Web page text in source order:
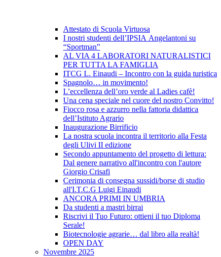
Attestato di Scuola Virtuosa
I nostri studenti dell’IPSIA Angelantoni su
“Sportman”
AL VIA 4 LABORATORI NATURALISTICI
PER TUTTA LA FAMIGLIA
ITCG L. Einaudi – Incontro con la guida turistica
Spagnolo… in movimento!
L’eccellenza dell’oro verde al Ladies cafè!
Una cena speciale nel cuore del nostro Convitto!
Fiocco rosa e azzurro nella fattoria didattica
dell’Istituto Agrario
Inaugurazione Birrificio
La nostra scuola incontra il territorio alla Festa
degli Ulivi II edizione
Secondo appuntamento del progetto di lettura:
Dal genere narrativo all'incontro con l'autore
Giorgio Crisafi
Cerimonia di consegna sussidi/borse di studio
all'I.T.C.G Luigi Einaudi
ANCORA PRIMI IN UMBRIA
Da studenti a mastri birrai
Riscrivi il Tuo Futuro: ottieni il tuo Diploma
Serale!
Biotecnologie agrarie… dal libro alla realtà!
OPEN DAY
Novembre 2025